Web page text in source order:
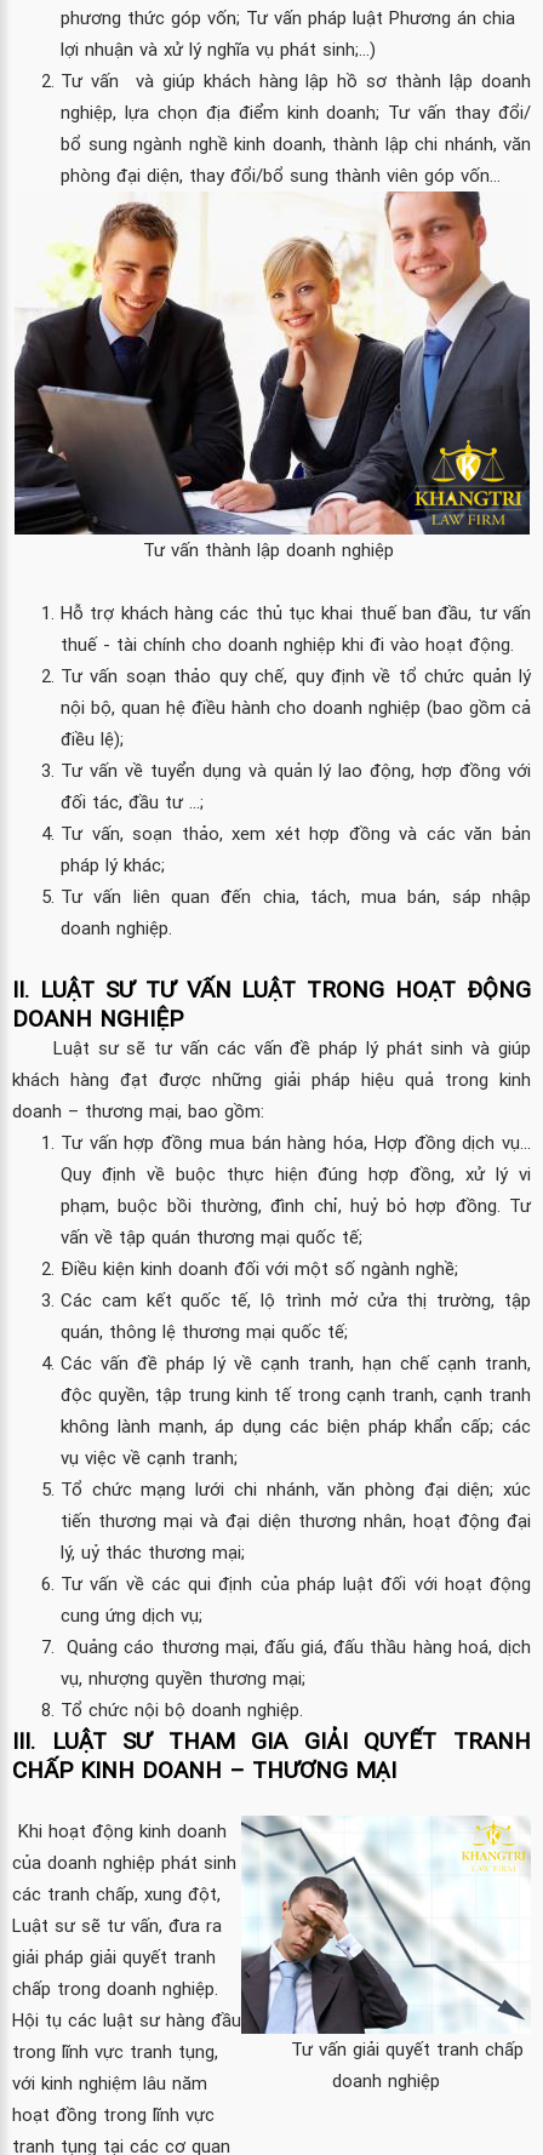
phương thức góp vốn; Tư vấn pháp luật Phương án chia
lợi nhuận và xử lý nghĩa vụ phát sinh;…)
Tư vấn và giúp khách hàng lập hồ sơ thành lập doanh
nghiệp, lựa chọn địa điểm kinh doanh; Tư vấn thay đổi/
bổ sung ngành nghề kinh doanh, thành lập chi nhánh, văn
phòng đại diện, thay đổi/bổ sung thành viên góp vốn…
Tư vấn thành lập doanh nghiệp
Hỗ trợ khách hàng các thủ tục khai thuế ban đầu, tư vấn
thuế - tài chính cho doanh nghiệp khi đi vào hoạt động.
Tư vấn soạn thảo quy chế, quy định về tổ chức quản lý
nội bộ, quan hệ điều hành cho doanh nghiệp (bao gồm cả
điều lệ);
Tư vấn về tuyển dụng và quản lý lao động, hợp đồng với
đối tác, đầu tư ...;
Tư vấn, soạn thảo, xem xét hợp đồng và các văn bản
pháp lý khác;
Tư vấn liên quan đến chia, tách, mua bán, sáp nhập
doanh nghiệp.
II. LUẬT SƯ TƯ VẤN LUẬT TRONG HOẠT ĐỘNG
DOANH NGHIỆP
Luật sư sẽ tư vấn các vấn đề pháp lý phát sinh và giúp
khách hàng đạt được những giải pháp hiệu quả trong kinh
doanh – thương mại, bao gồm:
Tư vấn hợp đồng mua bán hàng hóa, Hợp đồng dịch vụ...
Quy định về buộc thực hiện đúng hợp đồng, xử lý vi
phạm, buộc bồi thường, đình chỉ, huỷ bỏ hợp đồng. Tư
vấn về tập quán thương mại quốc tế;
Điều kiện kinh doanh đối với một số ngành nghề;
Các cam kết quốc tế, lộ trình mở cửa thị trường, tập
quán, thông lệ thương mại quốc tế;
Các vấn đề pháp lý về cạnh tranh, hạn chế cạnh tranh,
độc quyền, tập trung kinh tế trong cạnh tranh, cạnh tranh
không lành mạnh, áp dụng các biện pháp khẩn cấp; các
vụ việc về cạnh tranh;
Tổ chức mạng lưới chi nhánh, văn phòng đại diện; xúc
tiến thương mại và đại diện thương nhân, hoạt động đại
lý, uỷ thác thương mại;
Tư vấn về các qui định của pháp luật đối với hoạt động
cung ứng dịch vụ;
Quảng cáo thương mại, đấu giá, đấu thầu hàng hoá, dịch
vụ, nhượng quyền thương mại;
Tổ chức nội bộ doanh nghiệp.
III. LUẬT SƯ THAM GIA GIẢI QUYẾT TRANH
CHẤP KINH DOANH – THƯƠNG MẠI
Khi hoạt động kinh doanh
của doanh nghiệp phát sinh
các tranh chấp, xung đột,
Luật sư sẽ tư vấn, đưa ra
giải pháp giải quyết tranh
chấp trong doanh nghiệp.
Hội tụ các luật sư hàng đầu
trong lĩnh vực tranh tụng,
với kinh nghiệm lâu năm
hoạt đồng trong lĩnh vực
tranh tụng tại các cơ quan
Tư vấn giải quyết tranh chấp
doanh nghiệp